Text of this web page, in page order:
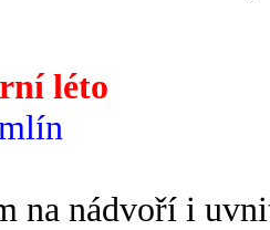
léto
na nádvoří i